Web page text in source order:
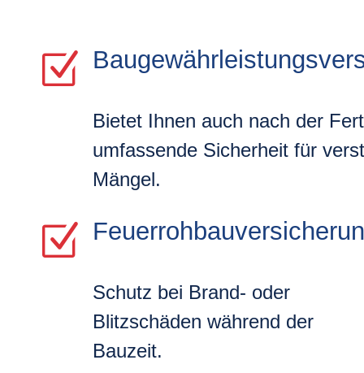
Z
Bietet Ihnen auch nach der
umfassende Sicherheit für
Mängel.
Z
Schutz bei Brand- oder
Blitzschäden während der
Bauzeit.